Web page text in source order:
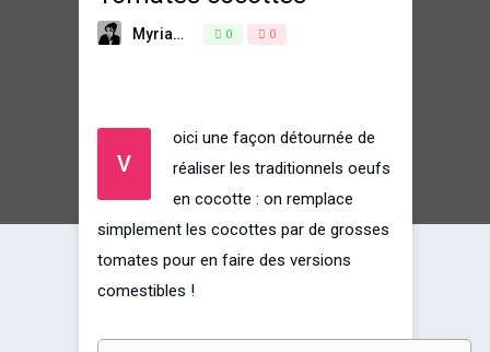
Myriam 20 février 2019
0 0
V
oici une façon détournée de
réaliser les traditionnels oeufs
en cocotte : on remplace
simplement les cocottes par de grosses
tomates pour en faire des versions
comestibles !